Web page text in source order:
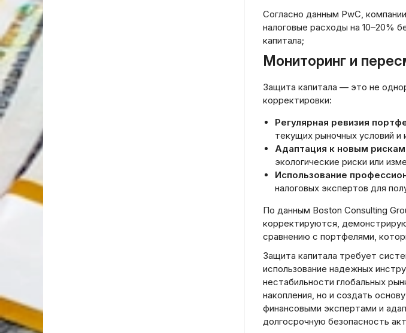
Согласно данным PwC,
налоговые расходы на 10–20%
капитала;
Мониторинг и
Защита капитала — это не
корректировки:
Регулярная ревизия
текущих рыночных условий и
Адаптация к новым рискам
экологические риски или
Использование
налоговых экспертов для
По данным Boston Consulting
корректируются,
сравнению с портфелями,
Защита капитала требует
использование надежных
нестабильности глобальных
накопления, но и создать
финансовыми экспертами и
долгосрочную безопасность